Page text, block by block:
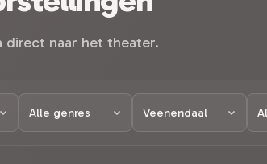
direct naar het theater.